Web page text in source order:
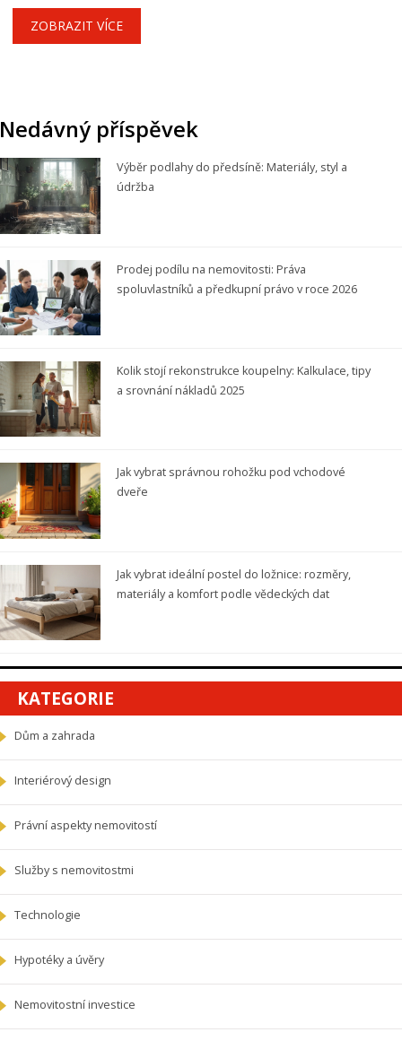
ZOBRAZIT VÍCE
Nedávný příspěvek
Výběr podlahy do předsíně: Materiály, styl a
údržba
Prodej podílu na nemovitosti: Práva
spoluvlastníků a předkupní právo v roce 2026
Kolik stojí rekonstrukce koupelny: Kalkulace, tipy
a srovnání nákladů 2025
Jak vybrat správnou rohožku pod vchodové
dveře
Jak vybrat ideální postel do ložnice: rozměry,
materiály a komfort podle vědeckých dat
KATEGORIE
Dům a zahrada
Interiérový design
Právní aspekty nemovitostí
Služby s nemovitostmi
Technologie
Hypotéky a úvěry
Nemovitostní investice